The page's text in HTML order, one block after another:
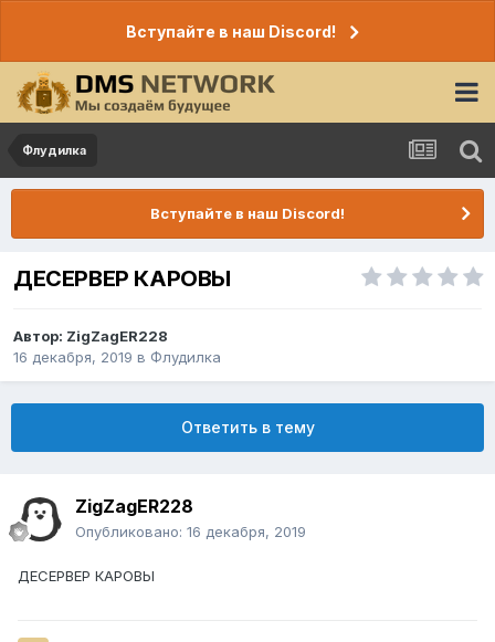
Вступайте в наш Discord!
Флудилка
Вступайте в наш Discord!
ДЕСЕРВЕР КАРОВЫ
Автор: ZigZagER228
16 декабря, 2019 в Флудилка
Ответить в тему
ZigZagER228
Опубликовано: 16 декабря, 2019
ДЕСЕРВЕР КАРОВЫ